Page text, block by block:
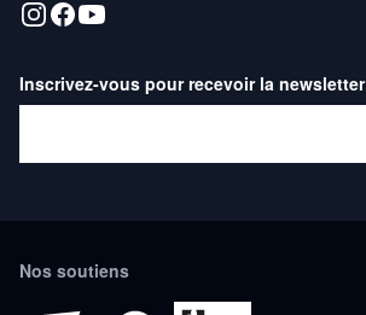
Inscrivez-vous pour recevoir la newsletter
Nos soutiens